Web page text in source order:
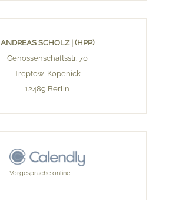
ANDREAS SCHOLZ | (HPP)
Genossenschaftsstr. 70
Treptow-Köpenick
12489 Berlin
Vorgespräche online